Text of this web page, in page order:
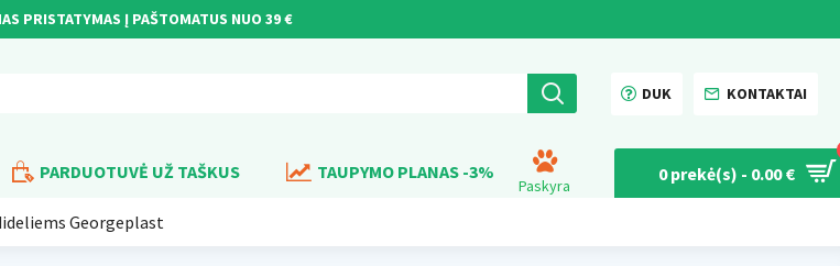
PRISTATYMAS Į PAŠTOMATUS NUO 39 €
DUK KONTAKTAI
PARDUOTUVĖ UŽ TAŠKUS TAUPYMO PLANAS -3%
Paskyra
0 prekė(s) - 0.00 €
Georgeplast